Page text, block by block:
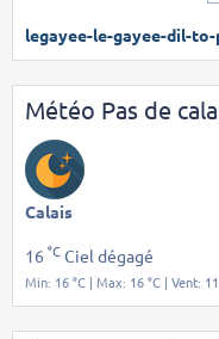
legayee-le-gayee-dil-to-
Météo Pas de
Calais
16 °CCiel dégagé
Min: 16 °C | Max: 16 °C | Vent: